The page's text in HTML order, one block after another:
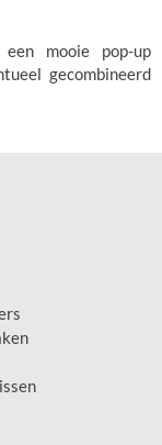
mooie pop-up
gecombineerd